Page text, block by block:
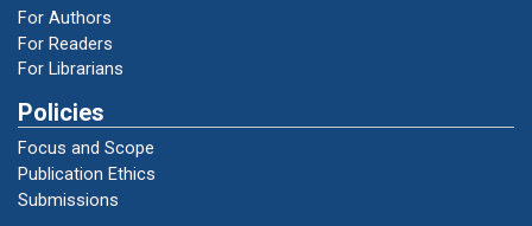
Pamadhi Hajar dan Evan Sukardi.S (2010).
Seni Keterampilan Anak. Jakarta: Universitas
Pekerti Widia,dkk. (2007). Metode
Pengembangan Seni. Jakarta: Universitas
Terbuka.
For Authors
For Readers
For Librarians
Policies
Focus and Scope
Publication Ethics
Submissions